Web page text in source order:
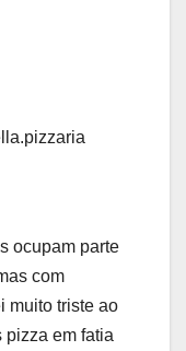
ocupam parte
com
muito triste ao
pizza em fatia